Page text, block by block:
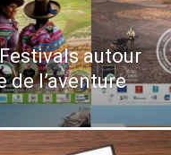
autour
de l’aventure